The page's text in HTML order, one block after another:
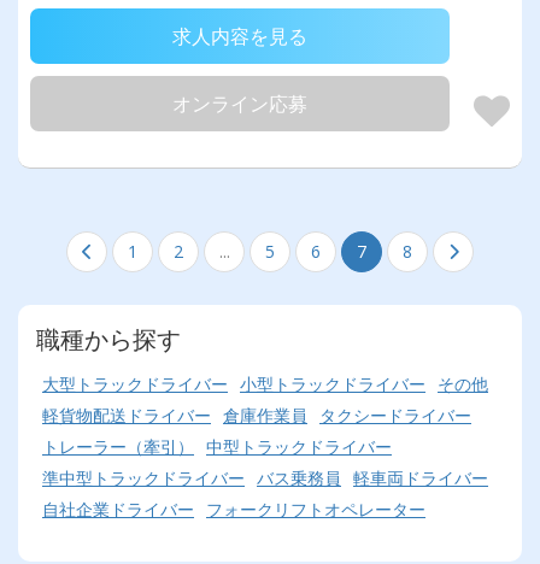
求人内容を見る
オンライン応募
1 2 ... 5 6 7 8
職種から探す
大型トラックドライバー 小型トラックドライバー
その他
軽貨物配送ドライバー 倉庫作業員
タクシードライバー
トレーラー（牽引）
中型トラックドライバー
準中型トラックドライバー バス乗務員
軽車両ドライバー
自社企業ドライバー
フォークリフトオペレーター